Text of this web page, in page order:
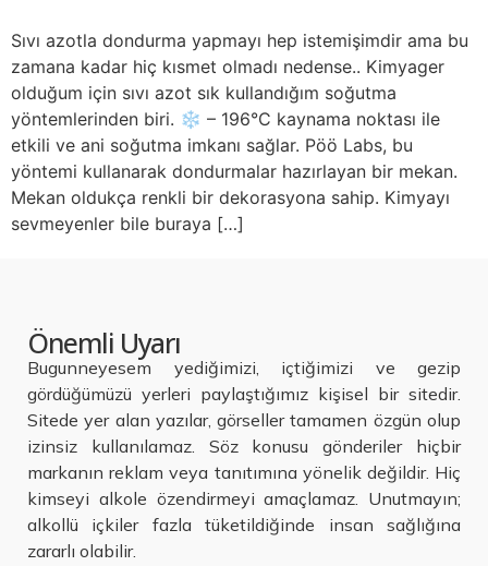
Sıvı azotla dondurma yapmayı hep istemişimdir ama bu
zamana kadar hiç kısmet olmadı nedense.. Kimyager
olduğum için sıvı azot sık kullandığım soğutma
yöntemlerinden biri. ❄️ – 196°C kaynama noktası ile
etkili ve ani soğutma imkanı sağlar. Pöö Labs, bu
yöntemi kullanarak dondurmalar hazırlayan bir mekan.
Mekan oldukça renkli bir dekorasyona sahip. Kimyayı
sevmeyenler bile buraya […]
Önemli Uyarı
Bugunneyesem yediğimizi, içtiğimizi ve gezip
gördüğümüzü yerleri paylaştığımız kişisel bir sitedir.
Sitede yer alan yazılar, görseller tamamen özgün olup
izinsiz kullanılamaz. Söz konusu gönderiler hiçbir
markanın reklam veya tanıtımına yönelik değildir. Hiç
kimseyi alkole özendirmeyi amaçlamaz. Unutmayın;
alkollü içkiler fazla tüketildiğinde insan sağlığına
zararlı olabilir.